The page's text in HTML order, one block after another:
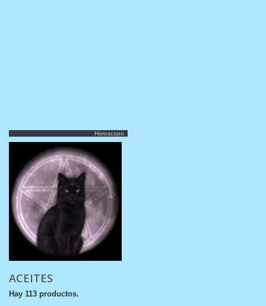
Horoscopo
ACEITES
Hay 113 productos.